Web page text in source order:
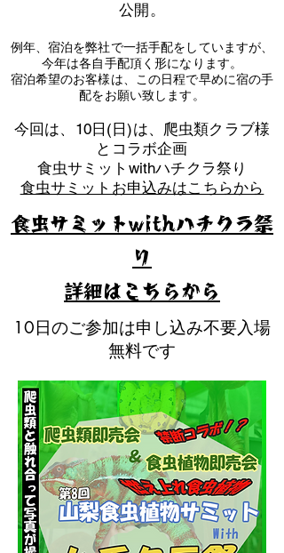
公開。
例年、宿泊を弊社で一括手配をしていますが、
今年は各自手配頂く形になります。
​宿泊希望のお客様は、この日程で早めに宿の手
配をお願い致します。
​今回は、10日(日)は、爬虫類クラブ様
とコラボ企画
​食虫サミットwithハチクラ祭り
食虫サミットお申込みはこちらから
10日のご参加は申し込み不要入場
無料です
食虫サミットwithハチクラ祭
り
​詳細はこちらから